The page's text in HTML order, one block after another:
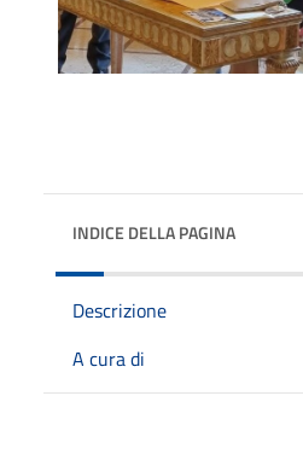
INDICE DELLA PAGINA
Descrizione
A cura di